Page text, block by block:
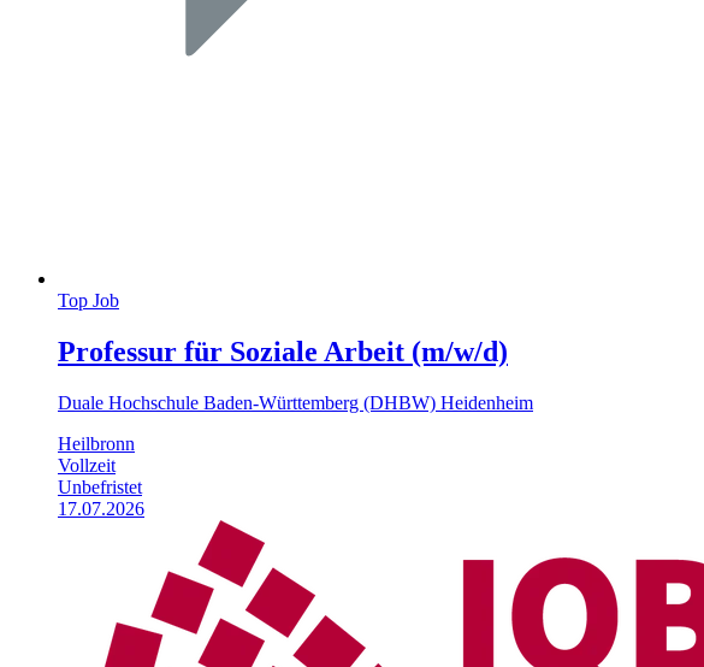
Top Job
Professur für Soziale Arbeit (m/w/d)
Duale Hochschule Baden-Württemberg (DHBW) Heidenheim
Heilbronn
Vollzeit
Unbefristet
17.07.2026